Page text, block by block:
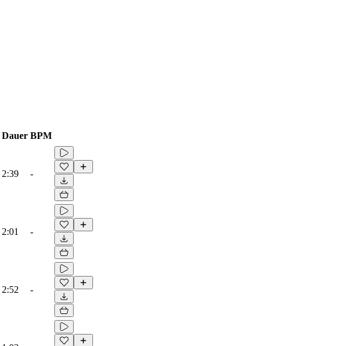
Dauer BPM
2:39 -
2:01 -
2:52 -